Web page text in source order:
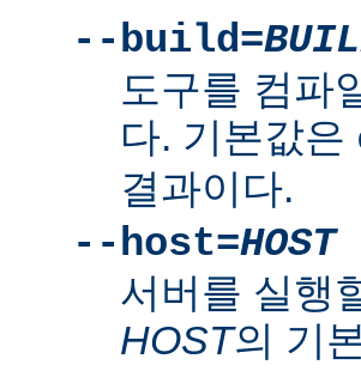
--build=
도구를 컴파
다. 기본값은
결과이다.
--host=HOST
서버를 실행
HOST의 기